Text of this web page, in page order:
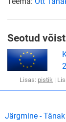
Seotud
Lisas: pistik |
Järgmine -